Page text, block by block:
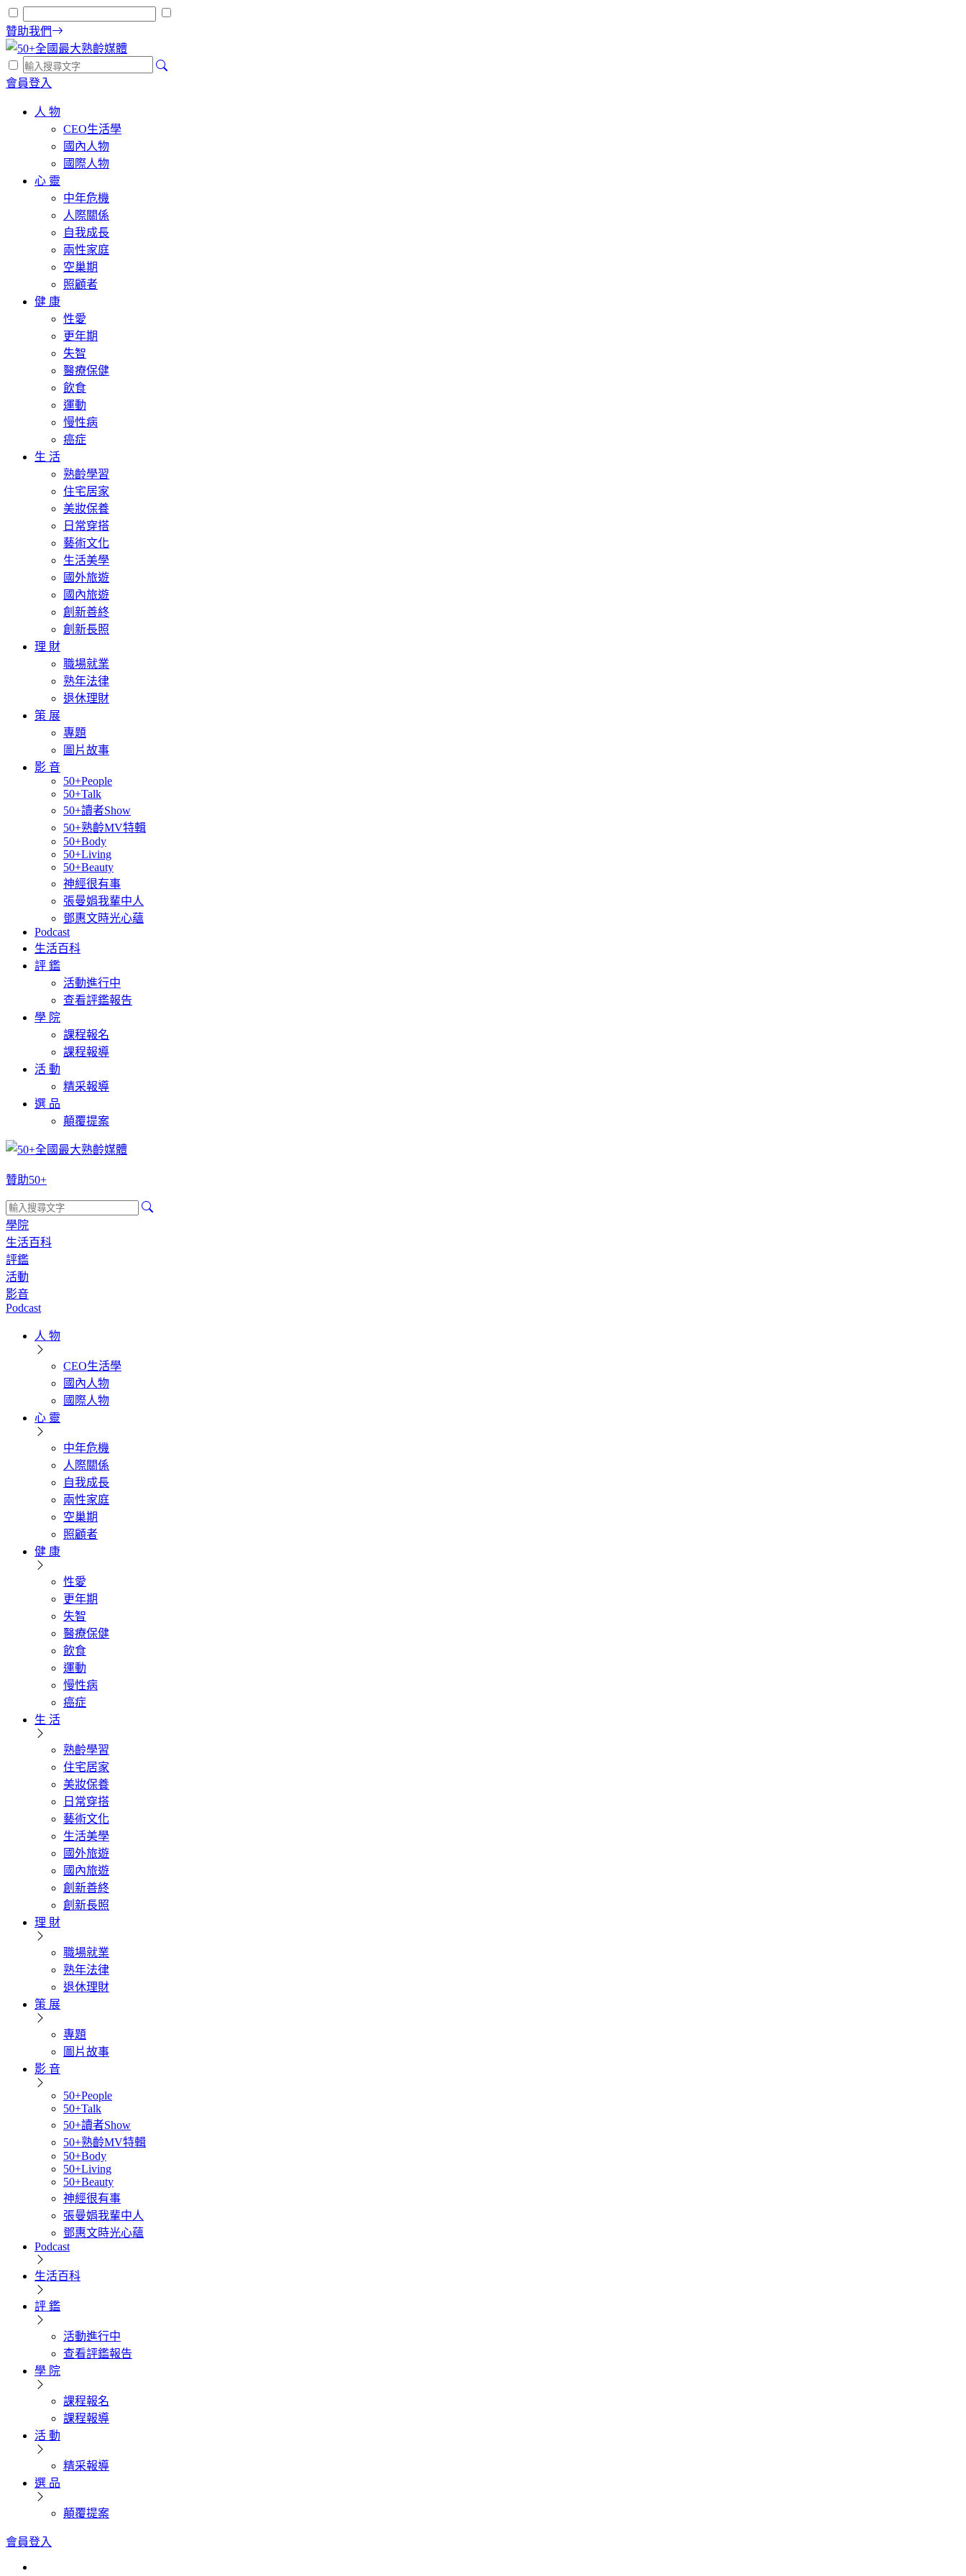
贊助我們
會員登入
人 物
CEO生活學
國內人物
國際人物
心 靈
中年危機
人際關係
自我成長
兩性家庭
空巢期
照顧者
健 康
性愛
更年期
失智
醫療保健
飲食
運動
慢性病
癌症
生 活
熟齡學習
住宅居家
美妝保養
日常穿搭
藝術文化
生活美學
國外旅遊
國內旅遊
創新善終
創新長照
理 財
職場就業
熟年法律
退休理財
策 展
專題
圖片故事
影 音
50+People
50+Talk
50+讀者Show
50+熟齡MV特輯
50+Body
50+Living
50+Beauty
神經很有事
張曼娟我輩中人
鄧惠文時光心蘊
Podcast
生活百科
評 鑑
活動進行中
查看評鑑報告
學 院
課程報名
課程報導
活 動
精采報導
選 品
顛覆提案
贊助50+
學院
生活百科
評鑑
活動
影音
Podcast
人 物
CEO生活學
國內人物
國際人物
心 靈
中年危機
人際關係
自我成長
兩性家庭
空巢期
照顧者
健 康
性愛
更年期
失智
醫療保健
飲食
運動
慢性病
癌症
生 活
熟齡學習
住宅居家
美妝保養
日常穿搭
藝術文化
生活美學
國外旅遊
國內旅遊
創新善終
創新長照
理 財
職場就業
熟年法律
退休理財
策 展
專題
圖片故事
影 音
50+People
50+Talk
50+讀者Show
50+熟齡MV特輯
50+Body
50+Living
50+Beauty
神經很有事
張曼娟我輩中人
鄧惠文時光心蘊
Podcast
生活百科
評 鑑
活動進行中
查看評鑑報告
學 院
課程報名
課程報導
活 動
精采報導
選 品
顛覆提案
會員登入